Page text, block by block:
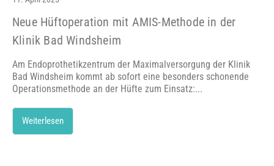
Neue Hüftoperation mit AMIS-Methode in der
Klinik Bad Windsheim
Am Endoprothetikzentrum der Maximalversorgung der Klinik
Bad Windsheim kommt ab sofort eine besonders schonende
Operationsmethode an der Hüfte zum Einsatz:...
Weiterlesen